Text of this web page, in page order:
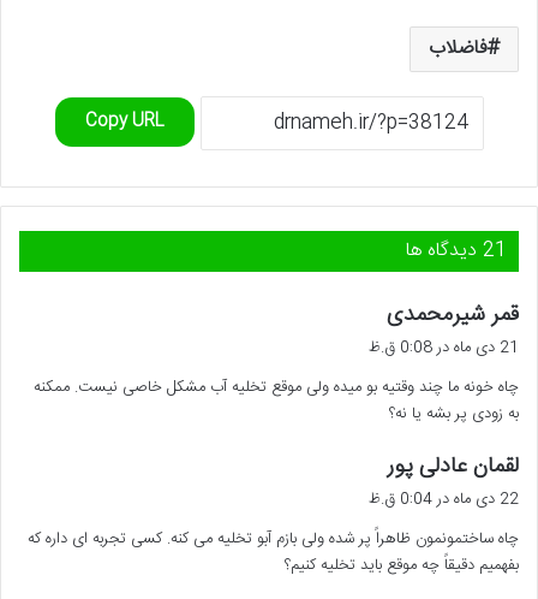
فاضلاب
Copy URL
‫21 دیدگاه ها
قمر شیرمحمدی
:
21 دی ماه در 0:08 ق.ظ
چاه خونه ما چند وقتیه بو میده ولی موقع تخلیه آب مشکل خاصی نیست. ممکنه
به زودی پر بشه یا نه؟
لقمان عادلی پور
:
22 دی ماه در 0:04 ق.ظ
چاه ساختمونمون ظاهراً پر شده ولی بازم آبو تخلیه می کنه. کسی تجربه ای داره که
بفهمیم دقیقاً چه موقع باید تخلیه کنیم؟